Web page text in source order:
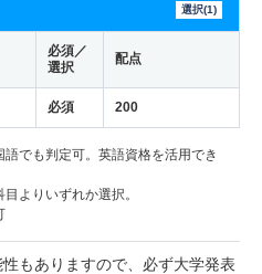
選択(1)
必須／
選択
配点
必須 200
でも判定可。英語資格を活用でき
よりいずれか選択。
もありますので、必ず大学発表